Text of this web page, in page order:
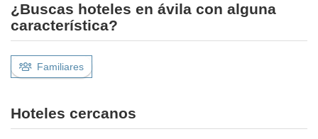
¿Buscas hoteles en ávila con alguna
característica?
Familiares
Hoteles cercanos